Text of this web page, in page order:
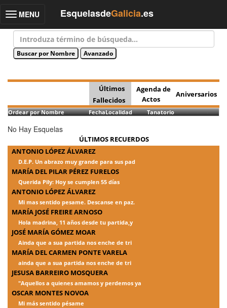
Toggle
MENU EsquelasdeGalicia.es
Últimos
Fallecidos
Agenda de
Actos
Aniversarios
Ordear por Nombre FechaLocalidad Tanatorio
No Hay Esquelas
ÚLTIMOS RECUERDOS
ANTONIO LÓPEZ ÁLVAREZ
D.E.P. Un abrazo muy grande para sus pad
MARÍA DEL PILAR PÉREZ FURELOS
Querida Pily: Hoy se cumplen 55 días
ANTONIO LÓPEZ ÁLVAREZ
Mi mas sentido pesame. Descanse en paz.
MARÍA JOSÉ FREIRE ARNOSO
Hola madrina, 11 años desde tu partida,y
JOSÉ MARÍA GÓMEZ MOAR
Ainda que a sua partida nos enche de tri
MARÍA DEL CARMEN PONTE VARELA
ainda que a sua partida nos enche de tri
JESUSA BARREIRO MOSQUERA
"Aquellos a quienes amamos y perdemos ya
OSCAR MONTES NOVOA
Mi más sentido pésame